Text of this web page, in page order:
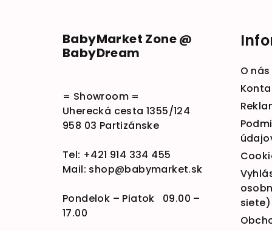
BabyMarket Zone @
BabyDream
= Showroom =
Uherecká cesta 1355/124
958 03 Partizánske
Tel: +421 914 334 455
Mail: shop@babymarket.sk
Pondelok – Piatok 09.00 –
17.00
O nás
siete)